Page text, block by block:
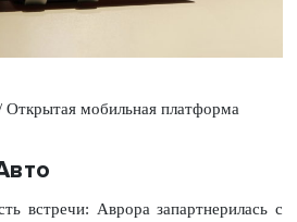
мобильная платформа
встречи: Аврора запартнерилась с